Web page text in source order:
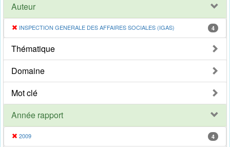
Auteur
INSPECTION GENERALE DES AFFAIRES SOCIALES (IGAS) 4
Thématique
Domaine
Mot clé
Année rapport
2009 4